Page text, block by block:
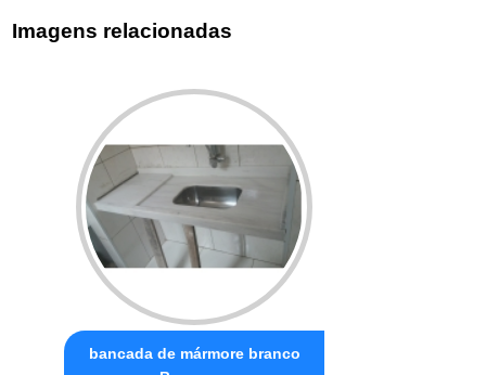
Imagens relacionadas
bancada de mármore branco